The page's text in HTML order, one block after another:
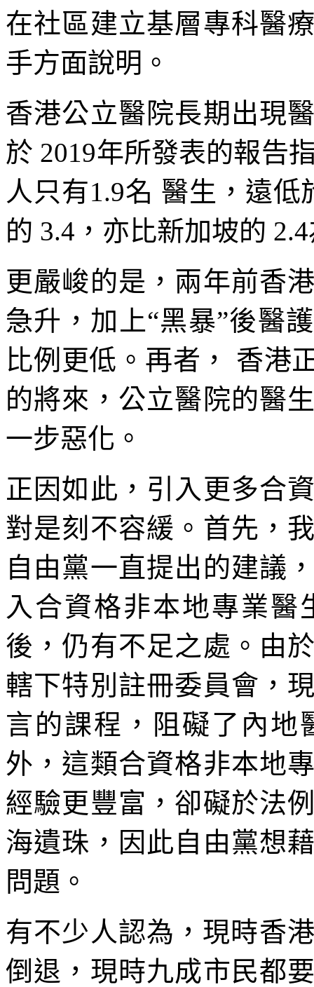
在社區建立基層專科醫
手方面說明。
香港公立醫院長期出現
於 2019年所發表的報告
人只有1.9名 醫生，遠
的 3.4，亦比新加坡的
更嚴峻的是，兩年前香
急升，加上“黑暴”後醫
比例更低。再者， 香港
的將來，公立醫院的醫
一步惡化。
正因如此，引入更多合
對是刻不容緩。首先，
自由黨一直提出的建議
入合資格非本地專業醫
後，仍有不足之處。由
轄下特別註冊委員會，
言的課程，阻礙了內地
外，這類合資格非本地
經驗更豐富，卻礙於法
海遺珠，因此自由黨想
問題。
有不少人認為，現時香
倒退，現時九成市民都